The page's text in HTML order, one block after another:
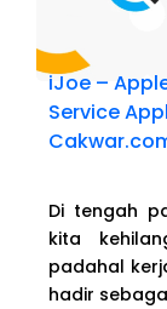
iJoe –
Service
Di tengah
kita
padahal
hadir